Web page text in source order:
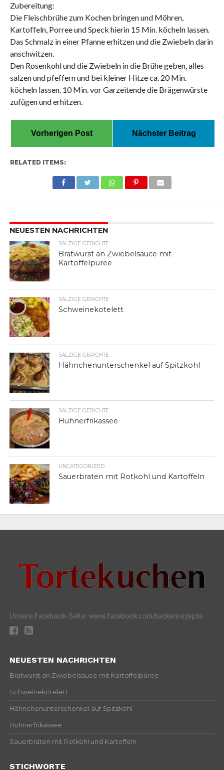
Zubereitung:
Die Fleischbrühe zum Kochen bringen und Möhren,
Kartoffeln, Porree und Speck hierin 15 Min. köcheln lassen.
Das Schmalz in einer Pfanne erhitzen und die Zwiebeln darin
anschwitzen.
Den Rosenkohl und die Zwiebeln in die Brühe geben, alles
salzen und pfeffern und bei kleiner Hitze ca. 20 Min.
köcheln lassen. 10 Min. vor Garzeitende die Brägenwürste
zufügen und erhitzen.
Vorherigen Post Nächster Beitrag
RELATED ITEMS:
NEUESTEN NACHRICHTEN
SALZIGE GERICHTE
Bratwurst an Zwiebelsauce mit
Kartoffelpüree
SALZIGE GERICHTE
Schweinekotelett
SALZIGE GERICHTE
Hähnchenunterschenkel auf Spitzkohl
SALZIGE GERICHTE
Hühnerfrikassee
UNCATEGORIZED
Sauerbraten mit Rotkohl und Kartoffeln
Unsere Facebook-Seite: www.facebook.com/backenrezepte
NEUESTEN NACHRICHTEN
Bratwurst an Zwiebelsauce mit Kartoffelpüree
Schweinekotelett
Hähnchenunterschenkel auf Spitzkohl
Hühnerfrikassee
Sauerbraten mit Rotkohl und Kartoffeln
STICHWORTE